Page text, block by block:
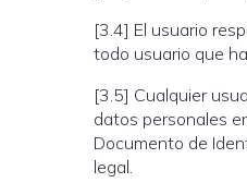
[3.4] El usuario
todo usuario que
[3.5] Cualquier
datos personales
Documento de
legal.